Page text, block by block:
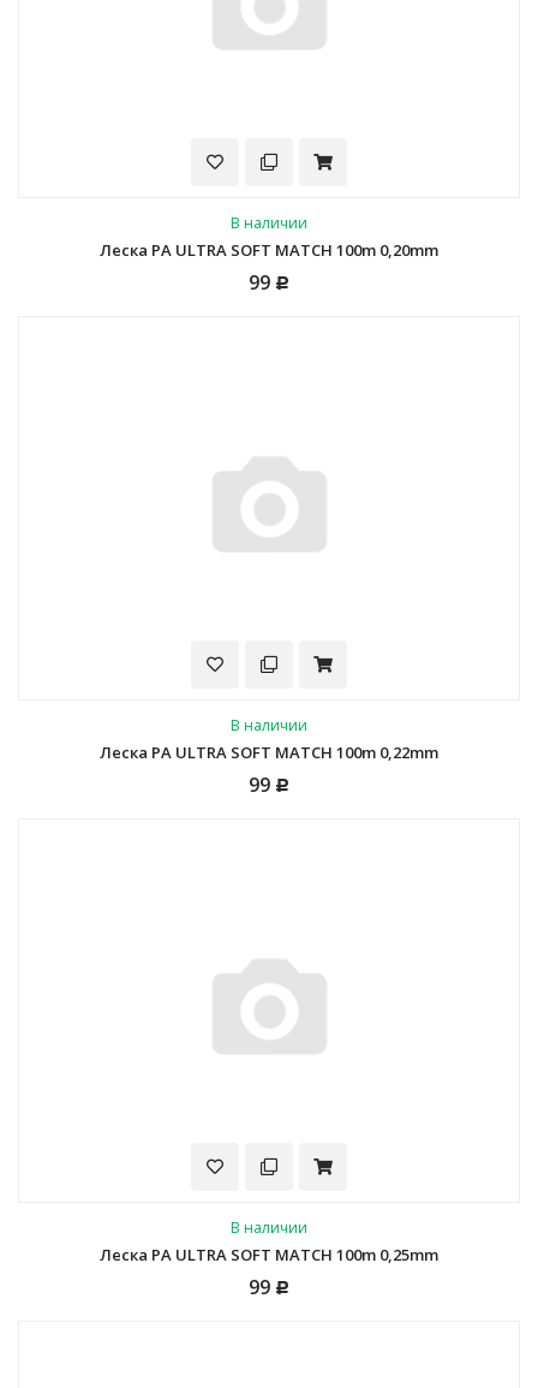
В наличии
Леска PA ULTRA SOFT MATCH 100m 0,20mm
99 Р
В наличии
Леска PA ULTRA SOFT MATCH 100m 0,22mm
99 Р
В наличии
Леска PA ULTRA SOFT MATCH 100m 0,25mm
99 Р